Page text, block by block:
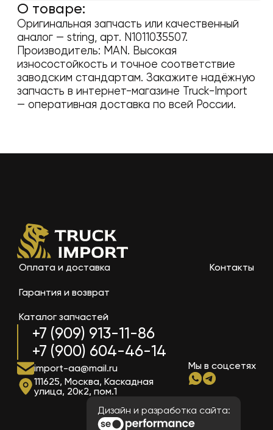
О товаре:
Оригинальная запчасть или качественный
аналог — string, арт. N1011035507.
Производитель: MAN. Высокая
износостойкость и точное соответствие
заводским стандартам. Закажите надёжную
запчасть в интернет-магазине Truck-Import
— оперативная доставка по всей России.
+7 (909) 913-11-86
+7 (900) 604-46-14
Оплата и доставка
Гарантия и возврат
Каталог запчастей
Контакты
import-aa@mail.ru
111625, Москва, Каскадная
улица, 20к2, пом.1
Мы в соцсетях
Дизайн и разработка сайта: